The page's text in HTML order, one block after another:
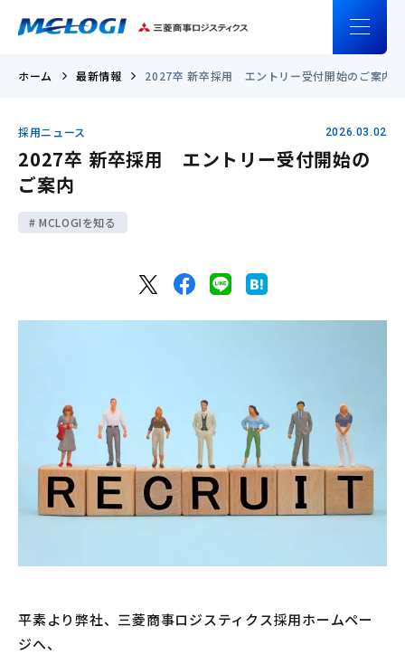
ホーム 最新情報 2027卒 新卒採用 エントリー受付開始のご案内
採用ニュース 2026.03.02
2027卒 新卒採用 エントリー受付開始の
ご案内
MCLOGIを知る
平素より弊社、三菱商事ロジスティクス採用ホームペー
ジへ、